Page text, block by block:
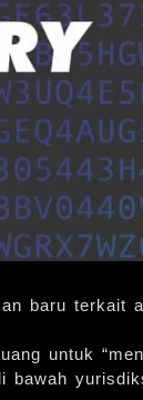
baru terkait
untuk
bawah